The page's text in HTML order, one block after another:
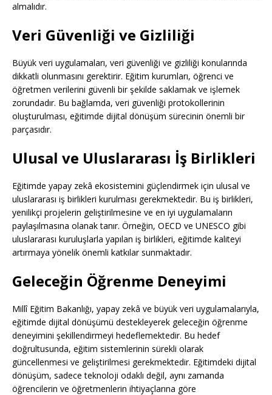
almalıdır.
Veri Güvenliği ve Gizliliği
Büyük veri uygulamaları, veri güvenliği ve gizliliği konularında
dikkatli olunmasını gerektirir. Eğitim kurumları, öğrenci ve
öğretmen verilerini güvenli bir şekilde saklamak ve işlemek
zorundadır. Bu bağlamda, veri güvenliği protokollerinin
oluşturulması, eğitimde dijital dönüşüm sürecinin önemli bir
parçasıdır.
Ulusal ve Uluslararası İş Birlikleri
Eğitimde yapay zekâ ekosistemini güçlendirmek için ulusal ve
uluslararası iş birlikleri kurulması gerekmektedir. Bu iş birlikleri,
yenilikçi projelerin geliştirilmesine ve en iyi uygulamaların
paylaşılmasına olanak tanır. Örneğin, OECD ve UNESCO gibi
uluslararası kuruluşlarla yapılan iş birlikleri, eğitimde kaliteyi
artırmaya yönelik önemli katkılar sunmaktadır.
Geleceğin Öğrenme Deneyimi
Millî Eğitim Bakanlığı, yapay zekâ ve büyük veri uygulamalarıyla,
eğitimde dijital dönüşümü destekleyerek geleceğin öğrenme
deneyimini şekillendirmeyi hedeflemektedir. Bu hedef
doğrultusunda, eğitim sistemlerinin sürekli olarak
güncellenmesi ve geliştirilmesi gerekmektedir. Eğitimdeki dijital
dönüşüm, sadece teknoloji odaklı değil, aynı zamanda
öğrencilerin ve öğretmenlerin ihtiyaçlarına göre